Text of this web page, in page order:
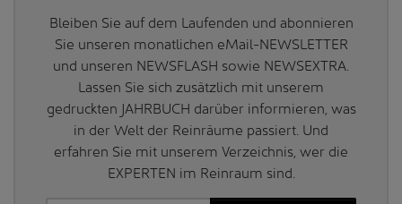
Bleiben Sie auf dem Laufenden und abonnieren
Sie unseren monatlichen eMail-NEWSLETTER
und unseren NEWSFLASH sowie NEWSEXTRA.
Lassen Sie sich zusätzlich mit unserem
gedruckten JAHRBUCH darüber informieren, was
in der Welt der Reinräume passiert. Und
erfahren Sie mit unserem Verzeichnis, wer die
EXPERTEN im Reinraum sind.